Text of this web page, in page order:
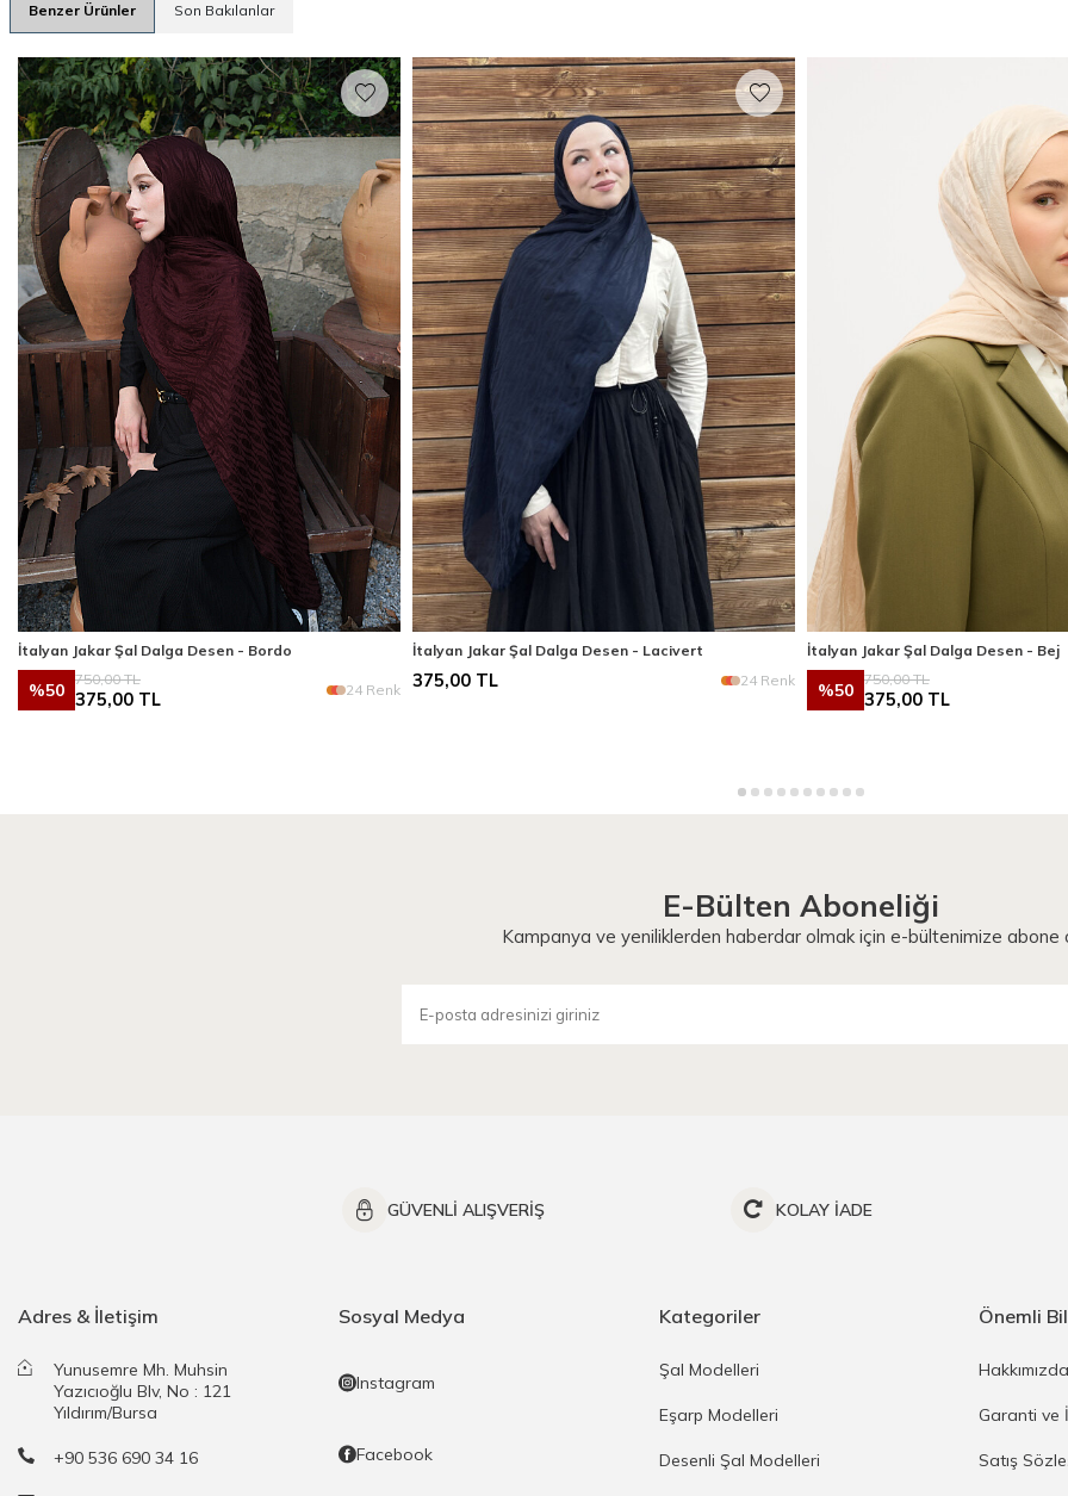
Benzer Ürünler Son Bakılanlar
İtalyan Jakar Şal Dalga Desen - Bordo
%50
750,00TL
375,00 TL 24 Renk
İtalyan Jakar Şal Dalga Desen - Lacivert
375,00 TL 24 Renk
İtalyan Jakar Şal Dalga Desen - Bej
%50
750,00TL
375,00 TL
E-Bülten Aboneliği
Kampanya ve yeniliklerden haberdar olmak için e-bültenimize abone
GÜVENLİ ALIŞVERİŞ KOLAY İADE
Adres & İletişim
Yunusemre Mh. Muhsin
Yazıcıoğlu Blv, No : 121
Yıldırım/Bursa
+90 536 690 34 16
Sosyal Medya
Instagram
Facebook
Kategoriler
Şal Modelleri
Eşarp Modelleri
Desenli Şal Modelleri
Önemli
Garanti ve
Satış